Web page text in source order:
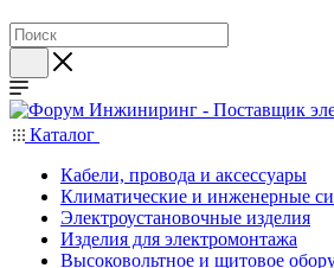
Каталог
Кабели, провода и аксессуары
Климатические и инженерные
Электроустановочные изделия
Изделия для электромонтажа
Высоковольтное и щитовое